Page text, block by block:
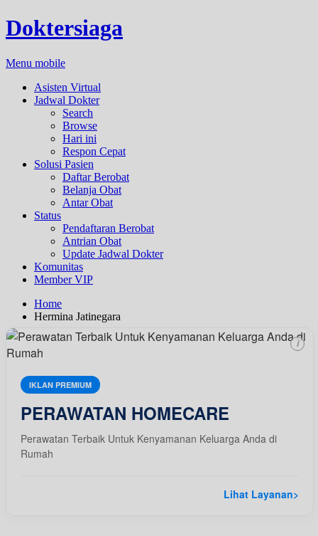
Doktersiaga
Menu mobile
Asisten Virtual
Jadwal Dokter
Search
Browse
Hari ini
Respon Cepat
Solusi Pasien
Daftar Berobat
Belanja Obat
Antar Obat
Status
Pendaftaran Berobat
Antrian Obat
Update Jadwal Dokter
Komunitas
Member VIP
Home
Hermina Jatinegara
IKLAN PREMIUM
PERAWATAN HOMECARE
Perawatan Terbaik Untuk Kenyamanan Keluarga Anda di
Rumah
Lihat Layanan>
i